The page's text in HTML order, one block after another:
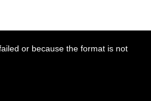
or because the format is not